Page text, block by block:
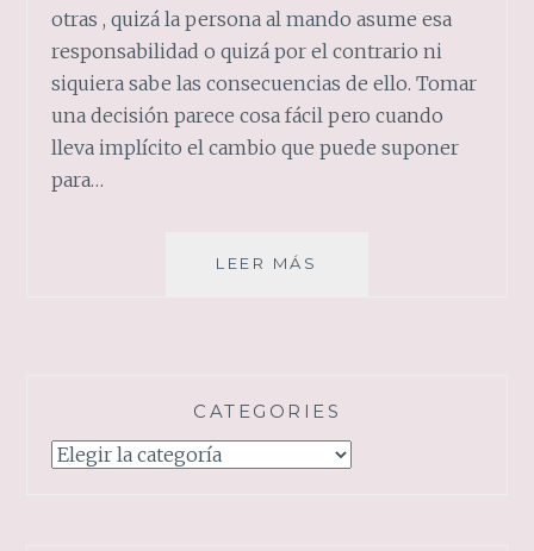
otras , quizá la persona al mando asume esa
responsabilidad o quizá por el contrario ni
siquiera sabe las consecuencias de ello. Tomar
una decisión parece cosa fácil pero cuando
lleva implícito el cambio que puede suponer
para…
LEER MÁS
CATEGORIES
Categories